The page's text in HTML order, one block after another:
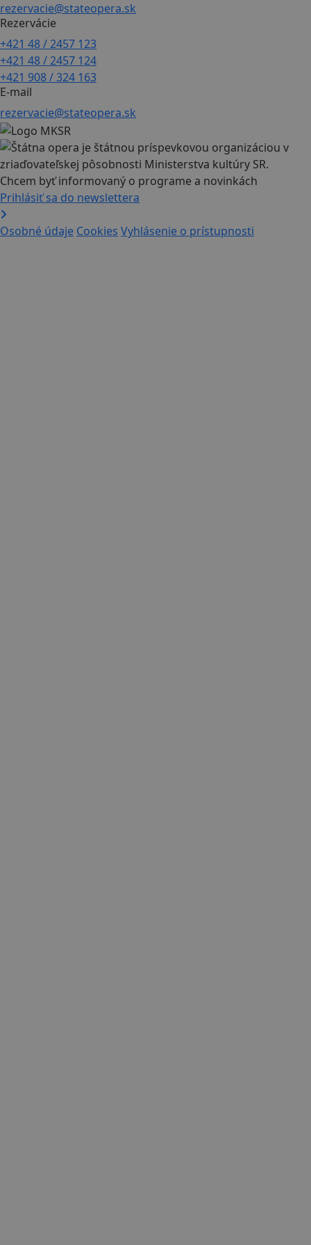
rezervacie@stateopera.sk
Rezervácie
+421 48 / 2457 123
+421 48 / 2457 124
+421 908 / 324 163
E-mail
rezervacie@stateopera.sk
Chcem byť informovaný o programe a novinkách
Prihlásiť sa do newslettera
Osobné údaje Cookies Vyhlásenie o prístupnosti